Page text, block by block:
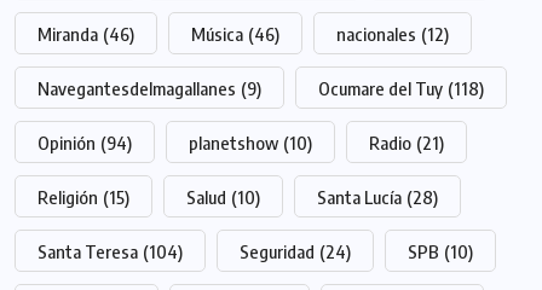
Miranda (46) Música (46) nacionales (12)
Navegantesdelmagallanes (9) Ocumare del Tuy (118)
Opinión (94) planetshow (10) Radio (21)
Religión (15) Salud (10) Santa Lucía (28)
Santa Teresa (104) Seguridad (24) SPB (10)